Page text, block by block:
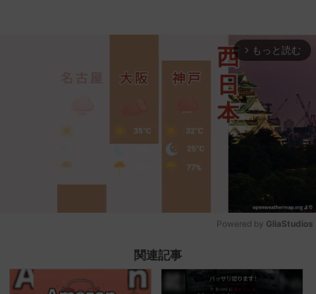
arrow_forward_ios もっと読む
Powered by GliaStudios
関連記事